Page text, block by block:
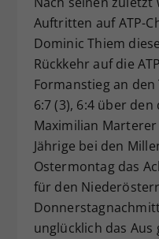
Auftritten auf ATP-
Dominic Thiem
Rückkehr auf die
Formanstieg an den
6:7 (3), 6:4 über
Maximilian Marterer
Jährige bei den
Ostermontag das
für den
unglücklich das Aus
Zweck
Dieser
zufällig
hat.